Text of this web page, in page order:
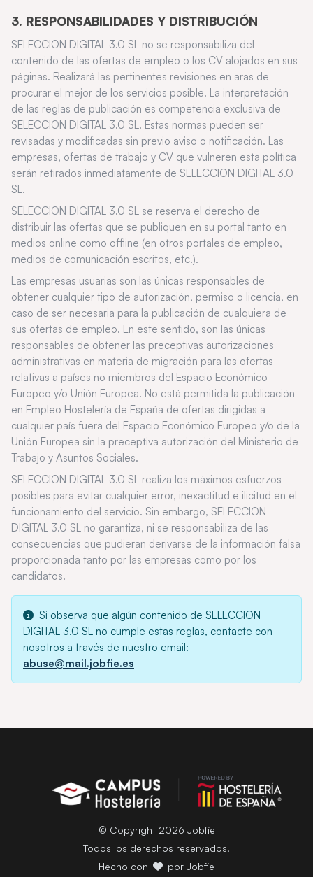
3. RESPONSABILIDADES Y DISTRIBUCIÓN
SELECCION DIGITAL 3.0 SL no se responsabiliza del
contenido de las ofertas de empleo o los CV alojados en sus
páginas. Realizará las pertinentes revisiones en aras de
procurar el mejor de los servicios posible. La interpretación
de las reglas de publicación es competencia exclusiva de
SELECCION DIGITAL 3.0 SL. Estas normas pueden ser
revisadas y modificadas sin previo aviso o notificación. Las
empresas, ofertas de trabajo y CV que vulneren esta política
serán retirados inmediatamente de SELECCION DIGITAL 3.0
SL.
SELECCION DIGITAL 3.0 SL se reserva el derecho de
distribuir las ofertas que se publiquen en su portal tanto en
medios online como offline (en otros portales de empleo,
medios de comunicación escritos, etc.).
Las empresas usuarias son las únicas responsables de
obtener cualquier tipo de autorización, permiso o licencia, en
caso de ser necesaria para la publicación de cualquiera de
sus ofertas de empleo. En este sentido, son las únicas
responsables de obtener las preceptivas autorizaciones
administrativas en materia de migración para las ofertas
relativas a países no miembros del Espacio Económico
Europeo y/o Unión Europea. No está permitida la publicación
en Empleo Hostelería de España de ofertas dirigidas a
cualquier país fuera del Espacio Económico Europeo y/o de la
Unión Europea sin la preceptiva autorización del Ministerio de
Trabajo y Asuntos Sociales.
SELECCION DIGITAL 3.0 SL realiza los máximos esfuerzos
posibles para evitar cualquier error, inexactitud e ilicitud en el
funcionamiento del servicio. Sin embargo, SELECCION
DIGITAL 3.0 SL no garantiza, ni se responsabiliza de las
consecuencias que pudieran derivarse de la información falsa
proporcionada tanto por las empresas como por los
candidatos.
Si observa que algún contenido de SELECCION
DIGITAL 3.0 SL no cumple estas reglas, contacte con
nosotros a través de nuestro email:
abuse@mail.jobfie.es
© Copyright 2026 Jobfie
Todos los derechos reservados.
Hecho con
por Jobfie